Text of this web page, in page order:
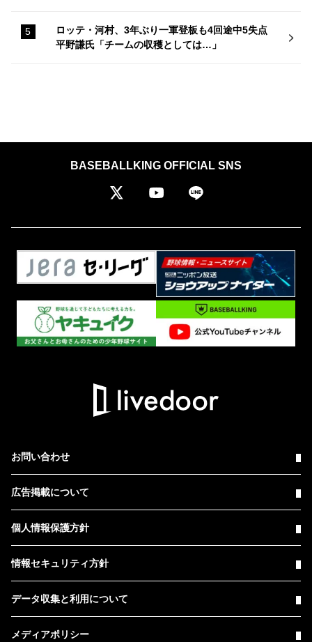
ロッテ・河村、3年ぶり一軍登板も4回途中5失点
平野謙氏「チームの収穫としては…」
BASEBALLKING OFFICIAL SNS
お問い合わせ
広告掲載について
個人情報保護方針
情報セキュリティ方針
データ収集と利用について
メディアポリシー